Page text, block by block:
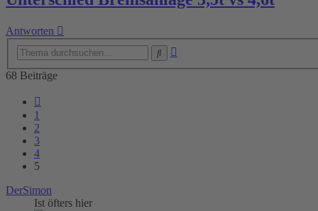
Antworten
68 Beiträge
1
2
3
4
5
DerSimon
Ist öfters hier